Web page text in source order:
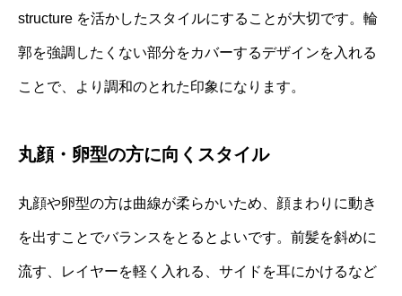
structure を活かしたスタイルにすることが大切です。輪
郭を強調したくない部分をカバーするデザインを入れる
ことで、より調和のとれた印象になります。
丸顔・卵型の方に向くスタイル
丸顔や卵型の方は曲線が柔らかいため、顔まわりに動き
を出すことでバランスをとるとよいです。前髪を斜めに
流す、レイヤーを軽く入れる、サイドを耳にかけるなど